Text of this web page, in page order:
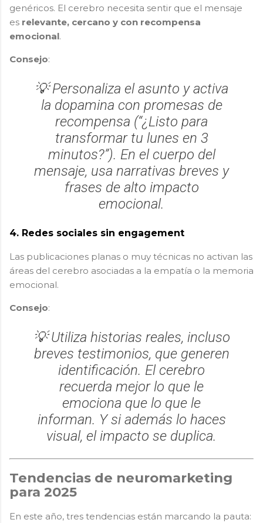
genéricos. El cerebro necesita sentir que el mensaje
es relevante, cercano y con recompensa
emocional.
Consejo:
💡 Personaliza el asunto y activa
la dopamina con promesas de
recompensa (“¿Listo para
transformar tu lunes en 3
minutos?”). En el cuerpo del
mensaje, usa narrativas breves y
frases de alto impacto
emocional.
4. Redes sociales sin engagement
Las publicaciones planas o muy técnicas no activan las
áreas del cerebro asociadas a la empatía o la memoria
emocional.
Consejo:
💡 Utiliza historias reales, incluso
breves testimonios, que generen
identificación. El cerebro
recuerda mejor lo que le
emociona que lo que le
informan. Y si además lo haces
visual, el impacto se duplica.
Tendencias de neuromarketing
para 2025
En este año, tres tendencias están marcando la pauta: